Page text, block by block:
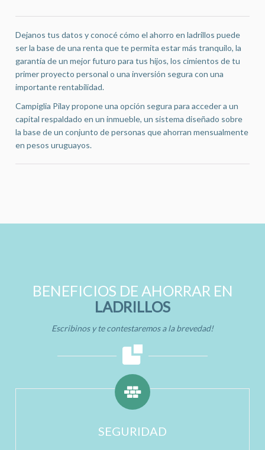
Dejanos tus datos y conocé cómo el ahorro en ladrillos puede
ser la base de una renta que te permita estar más tranquilo, la
garantía de un mejor futuro para tus hijos, los cimientos de tu
primer proyecto personal o una inversión segura con una
importante rentabilidad.
Campiglia Pilay propone una opción segura para acceder a un
capital respaldado en un inmueble, un sistema diseñado sobre
la base de un conjunto de personas que ahorran mensualmente
en pesos uruguayos.
BENEFICIOS DE AHORRAR EN
LADRILLOS
Escribinos y te contestaremos a la brevedad!
SEGURIDAD